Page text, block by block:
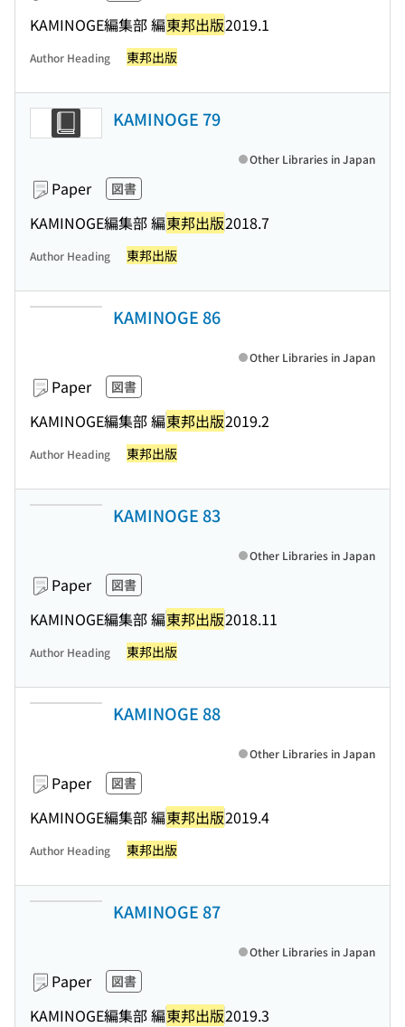
KAMINOGE編集部 編東邦出版2019.1
Author Heading 東邦出版
KAMINOGE 79
Paper 図書
KAMINOGE編集部 編東邦出版2018.7
Other Libraries in Japan
Author Heading 東邦出版
KAMINOGE 86
Paper 図書
KAMINOGE編集部 編東邦出版2019.2
Other Libraries in Japan
Author Heading 東邦出版
KAMINOGE 83
Paper 図書
KAMINOGE編集部 編東邦出版2018.11
Other Libraries in Japan
Author Heading 東邦出版
KAMINOGE 88
Paper 図書
KAMINOGE編集部 編東邦出版2019.4
Other Libraries in Japan
Author Heading 東邦出版
KAMINOGE 87
Paper 図書
KAMINOGE編集部 編東邦出版2019.3
Other Libraries in Japan